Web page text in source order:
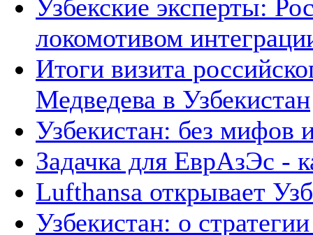
Узбекские эксперты:
локомотивом
Итоги визита
Медведева в Узбекистан
Узбекистан: без мифов
Задачка для ЕврАзЭс -
Lufthansa открывает
Узбекистан: о